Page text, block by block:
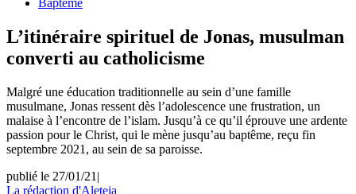
Baptême
L’itinéraire spirituel de Jonas, musulman
converti au catholicisme
Malgré une éducation traditionnelle au sein d’une famille
musulmane, Jonas ressent dès l’adolescence une frustration, un
malaise à l’encontre de l’islam. Jusqu’à ce qu’il éprouve une ardente
passion pour le Christ, qui le mène jusqu’au baptême, reçu fin
septembre 2021, au sein de sa paroisse.
publié le 27/01/21 |
La rédaction d'Aleteia